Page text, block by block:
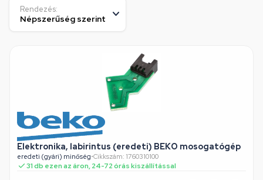
Rendezés:
Elektronika, labirintus (eredeti) BEKO mosogatógép
eredeti (gyári) minőség•Cikkszám: 1760310100
31 db ezen az áron, 24-72 órás kiszállítással